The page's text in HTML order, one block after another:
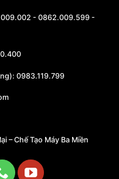
- 0862.009.599 -
0983.119.799
– Chế Tạo Máy Ba Miền